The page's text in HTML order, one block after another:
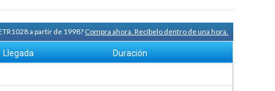
a partir de 1998?Compra ahora. Recíbelo dentro de una hora.
Llegada Duración